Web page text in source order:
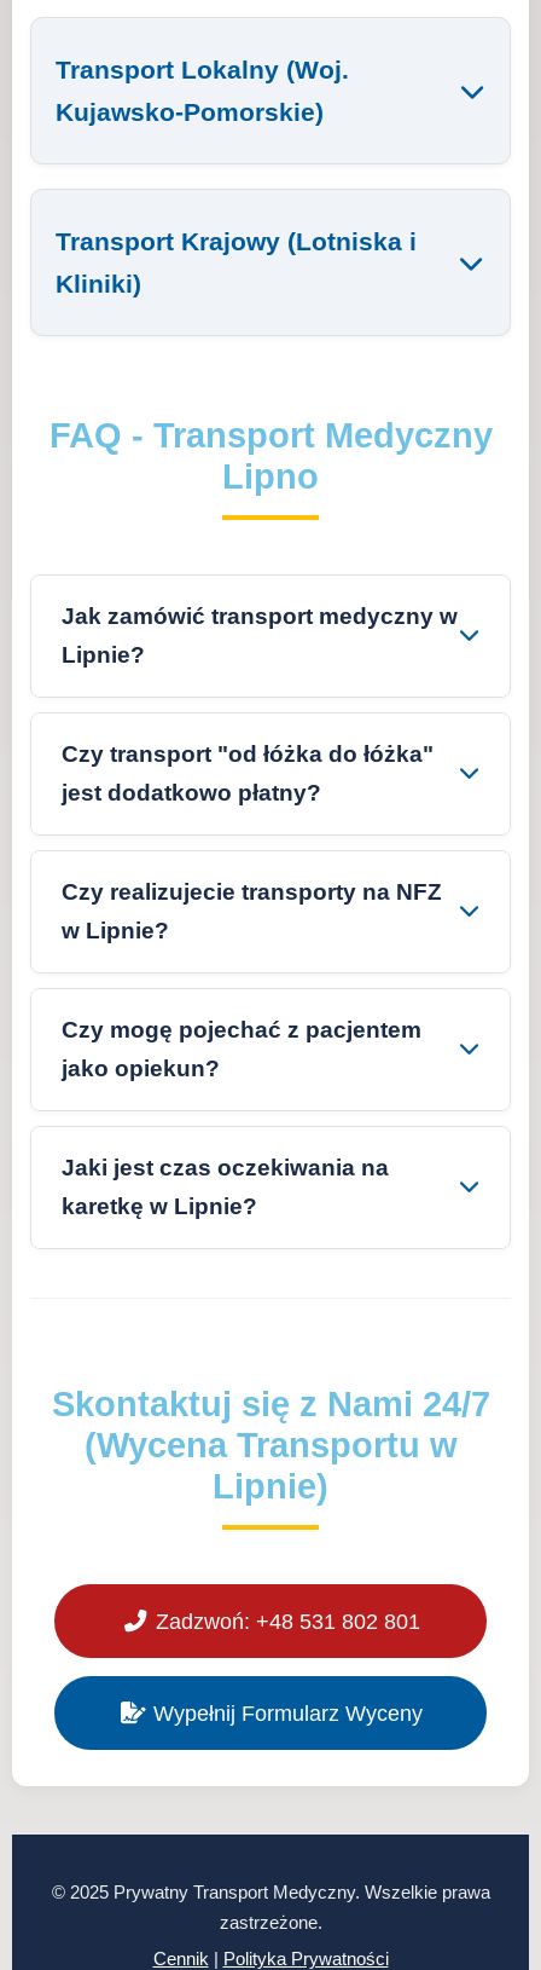
Transport Lokalny (Woj.
Kujawsko-Pomorskie)
Transport Krajowy (Lotniska i
Kliniki)
FAQ - Transport Medyczny
Lipno
Jak zamówić transport medyczny w
Lipnie?
Czy transport "od łóżka do łóżka"
jest dodatkowo płatny?
Czy realizujecie transporty na NFZ
w Lipnie?
Czy mogę pojechać z pacjentem
jako opiekun?
Jaki jest czas oczekiwania na
karetkę w Lipnie?
Skontaktuj się z Nami 24/7
(Wycena Transportu w
Lipnie)
Zadzwoń: +48 531 802 801
Wypełnij Formularz Wyceny
© 2025 Prywatny Transport Medyczny. Wszelkie prawa
zastrzeżone.
Cennik | Polityka Prywatności